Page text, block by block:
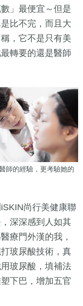
」最便宜～但是
比不完，而且大
，它不是只有美
轉要的還是醫師
師的經驗，更考驗她的
尚行美健康聯
深深感到人如其
療門外漢的我，
玻尿酸技術，真
玻尿酸，填補法
下巴，增加五官